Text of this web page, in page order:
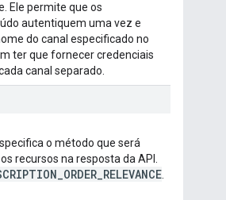
Ele permite que os
autentiquem uma vez e
do canal especificado no
ter que fornecer credenciais
canal separado.
o método que será
recursos na resposta da API.
ORDER RELEVANCE